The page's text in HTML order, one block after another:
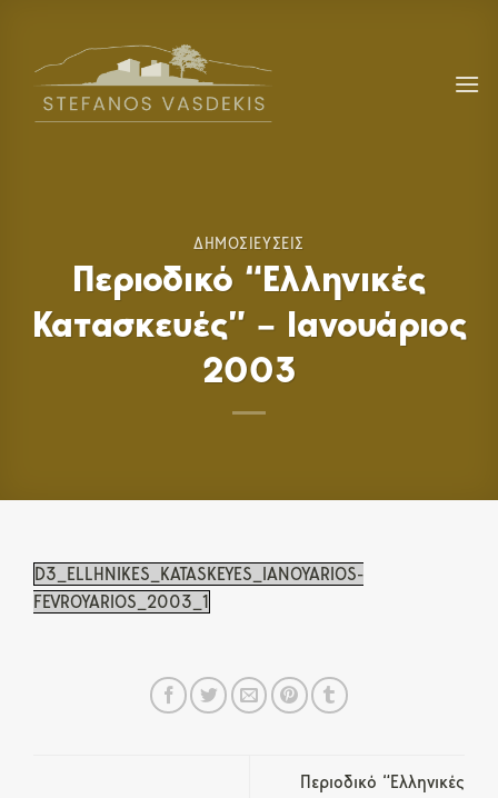
content
ΔΗΜΟΣΙΕΥΣΕΙΣ
Περιοδικό “Ελληνικές
Κατασκευές” – Ιανουάριος
2003
D3_ELLHNIKES_KATASKEYES_IANOYARIOS-
FEVROYARIOS_2003_1
Περιοδικό “Ελληνικές